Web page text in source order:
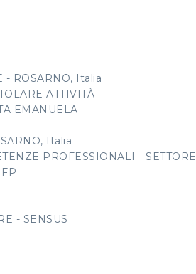
- ROSARNO, Italia
ATTIVITÀ
EMANUELA
Italia
PROFESSIONALI - SETTORE
- SENSUS